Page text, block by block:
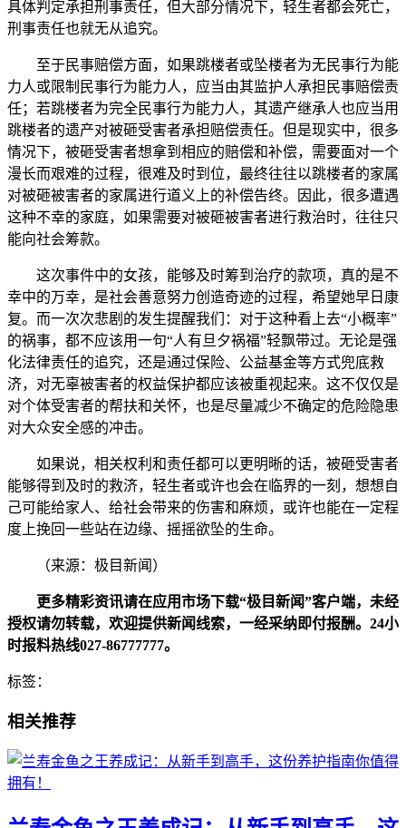
具体判定承担刑事责任，但大部分情况下，轻生者都会死亡，
刑事责任也就无从追究。
至于民事赔偿方面，如果跳楼者或坠楼者为无民事行为能
力人或限制民事行为能力人，应当由其监护人承担民事赔偿责
任；若跳楼者为完全民事行为能力人，其遗产继承人也应当用
跳楼者的遗产对被砸受害者承担赔偿责任。但是现实中，很多
情况下，被砸受害者想拿到相应的赔偿和补偿，需要面对一个
漫长而艰难的过程，很难及时到位，最终往往以跳楼者的家属
对被砸被害者的家属进行道义上的补偿告终。因此，很多遭遇
这种不幸的家庭，如果需要对被砸被害者进行救治时，往往只
能向社会筹款。
这次事件中的女孩，能够及时筹到治疗的款项，真的是不
幸中的万幸，是社会善意努力创造奇迹的过程，希望她早日康
复。而一次次悲剧的发生提醒我们：对于这种看上去“小概率”
的祸事，都不应该用一句“人有旦夕祸福”轻飘带过。无论是强
化法律责任的追究，还是通过保险、公益基金等方式兜底救
济，对无辜被害者的权益保护都应该被重视起来。这不仅仅是
对个体受害者的帮扶和关怀，也是尽量减少不确定的危险隐患
对大众安全感的冲击。
如果说，相关权利和责任都可以更明晰的话，被砸受害者
能够得到及时的救济，轻生者或许也会在临界的一刻，想想自
己可能给家人、给社会带来的伤害和麻烦，或许也能在一定程
度上挽回一些站在边缘、摇摇欲坠的生命。
（来源：极目新闻）
更多精彩资讯请在应用市场下载“极目新闻”客户端，未经
授权请勿转载，欢迎提供新闻线索，一经采纳即付报酬。24小
时报料热线027-86777777。
标签：
相关推荐